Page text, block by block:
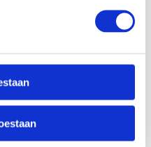
afhankelijk van het